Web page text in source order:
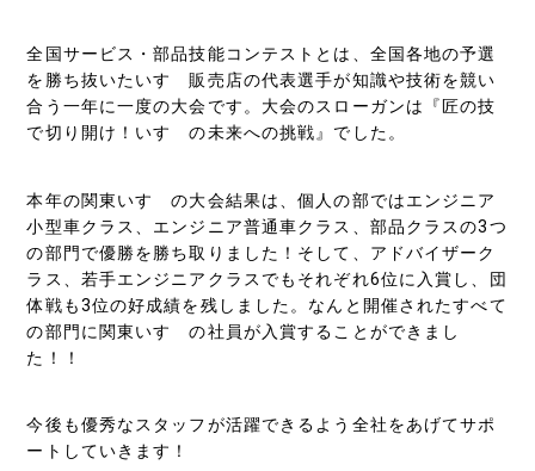
全国サービス・部品技能コンテストとは、全国各地の予選
を勝ち抜いたいすゞ販売店の代表選手が知識や技術を競い
合う一年に一度の大会です。大会のスローガンは『匠の技
で切り開け！いすゞの未来への挑戦』でした。
本年の関東いすゞの大会結果は、個人の部ではエンジニア
小型車クラス、エンジニア普通車クラス、部品クラスの3つ
の部門で優勝を勝ち取りました！そして、アドバイザーク
ラス、若手エンジニアクラスでもそれぞれ6位に入賞し、団
体戦も3位の好成績を残しました。なんと開催されたすべて
の部門に関東いすゞの社員が入賞することができまし
た！！
今後も優秀なスタッフが活躍できるよう全社をあげてサポ
ートしていきます！